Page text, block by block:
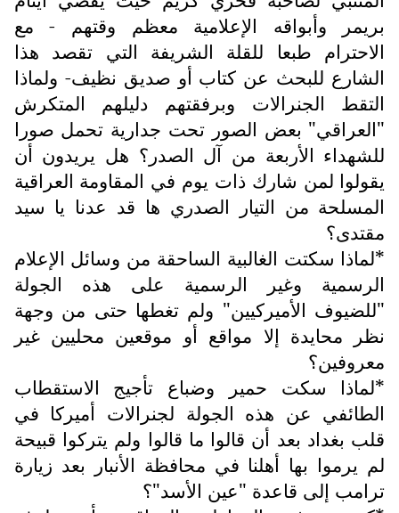
بريمر وأبواقه الإعلامية معظم وقتهم - مع
الاحترام طبعا للقلة الشريفة التي تقصد هذا
الشارع للبحث عن كتاب أو صديق نظيف- ولماذا
التقط الجنرالات وبرفقتهم دليلهم المتكرش
"العراقي" بعض الصور تحت جدارية تحمل صورا
للشهداء الأربعة من آل الصدر؟ هل يريدون أن
يقولوا لمن شارك ذات يوم في المقاومة العراقية
المسلحة من التيار الصدري ها قد عدنا يا سيد
مقتدى؟
*لماذا سكتت الغالبية الساحقة من وسائل الإعلام
الرسمية وغير الرسمية على هذه الجولة
"للضيوف الأميركيين" ولم تغطها حتى من وجهة
نظر محايدة إلا مواقع أو موقعين محليين غير
معروفين؟
*لماذا سكت حمير وضباع تأجيج الاستقطاب
الطائفي عن هذه الجولة لجنرالات أميركا في
قلب بغداد بعد أن قالوا ما قالوا ولم يتركوا قبيحة
لم يرموا بها أهلنا في محافظة الأنبار بعد زيارة
ترامب إلى قاعدة "عين الأسد"؟